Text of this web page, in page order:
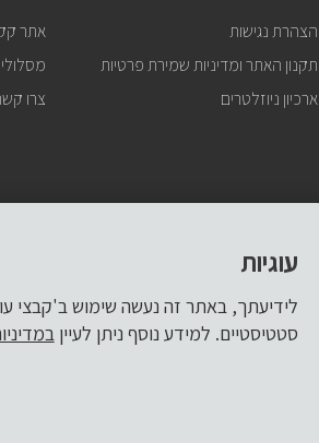
הצהרת נגישות
תקנון האתר ומדיניות שמירת פרטיות
ארכיון ניוזלטרים
אתר
צרו
עוגיות
סטטיסטיים. למידע נוסף ניתן לעיין